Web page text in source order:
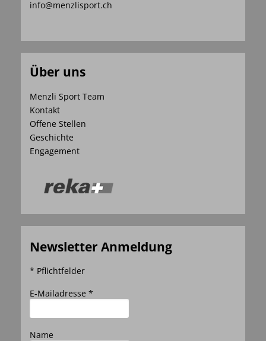
info@menzlisport.ch
Über uns
Menzli Sport Team
Kontakt
Offene Stellen
Geschichte
Engagement
Newsletter Anmeldung
* Pflichtfelder
E-Mailadresse *
Name